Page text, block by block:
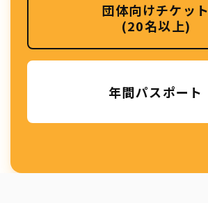
団体向けチケット
(20名以上)
年間パスポート